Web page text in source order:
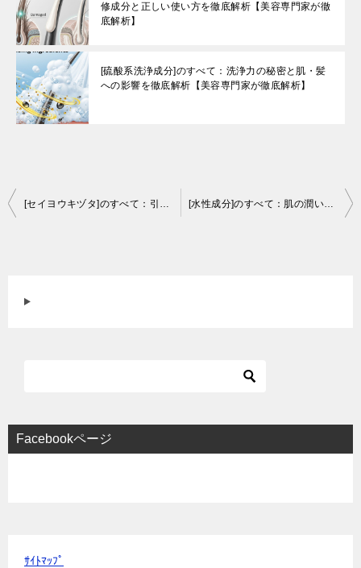
修成分と正しい使い方を徹底解析【美容専門家が徹
底解析】
[硫酸系洗浄成分]のすべて：洗浄力の秘密と肌・髪
への影響を徹底解析【美容専門家が徹底解析】
投
[セイヨウキヅタ]のすべて：引き締めと潤いを叶える天然ハーブ「アイビー」の秘密【美容専門家が徹底解析】 [水性成分]のすべて：肌の潤いを決める秘密を徹底解説【美容専門家が徹底解析】
Facebookページ
ｻｲﾄﾏｯﾌﾟ